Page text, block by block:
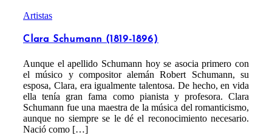
Artistas
Clara Schumann (1819-1896)
Aunque el apellido Schumann hoy se asocia primero con
el músico y compositor alemán Robert Schumann, su
esposa, Clara, era igualmente talentosa. De hecho, en vida
ella tenía gran fama como pianista y profesora. Clara
Schumann fue una maestra de la música del romanticismo,
aunque no siempre se le dé el reconocimiento necesario.
Nació como […]